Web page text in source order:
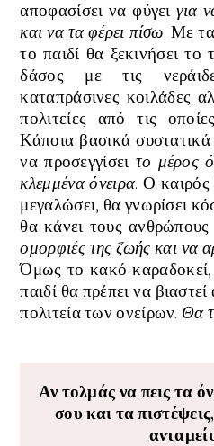
αποφασίσει να φύγειγια
και να τα φέρει πίσω. Με
το παιδί θα ξεκινήσει το
δάσος με τις
καταπράσινες κοιλάδες
πολιτείες από τις
Κάποια βασικά
να προσεγγίσει το μέρος
κλεμμένα όνειρα. Ο καιρός
μεγαλώσει, θα γνωρίσει
θα κάνει τους ανθρώπους
ομορφιές της ζωής και να
Όμως το κακό καραδοκεί,
παιδί θα πρέπει να
πολιτεία των ονείρων. Θα
Αν τολμάς να πεις τα
σου και τα